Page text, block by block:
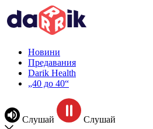
Новини
Предавания
Darik Health
„40 до 40“
Слушай Слушай